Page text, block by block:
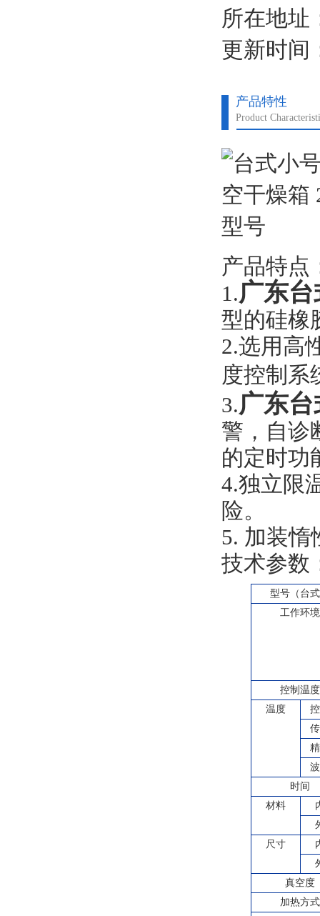
所在地址
更新时间
产品特性
Product
产品特点
1.广东
型的硅橡
2.选用高
度控制系
3.广东
警，自诊
的定时功
4.独立限
险。
5. 加装惰
技术参数
型号（台
工作环境
控制温度
温度
时间
材料
尺寸
真空度
加热方式